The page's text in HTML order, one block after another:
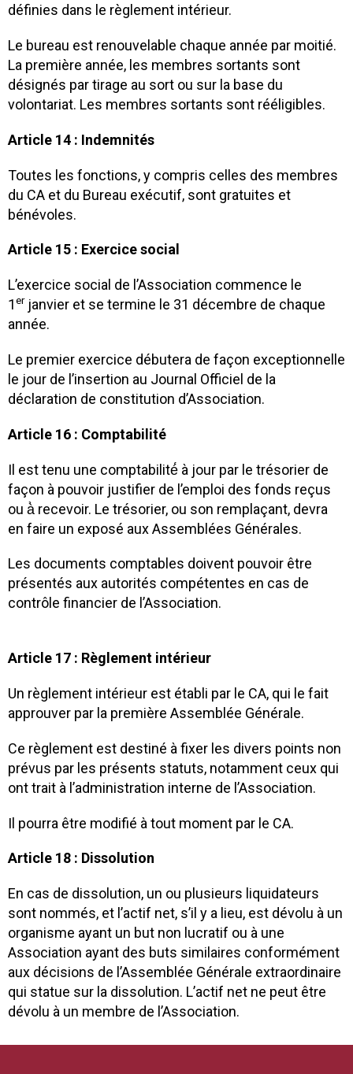
définies dans le règlement intérieur.
Le bureau est renouvelable chaque année par moitié.
La première année, les membres sortants sont
désignés par tirage au sort ou sur la base du
volontariat. Les membres sortants sont rééligibles.
Article 14 : Indemnités
Toutes les fonctions, y compris celles des membres
du CA et du Bureau exécutif, sont gratuites et
bénévoles.
Article 15 : Exercice social
L’exercice social de l’Association commence le
1erjanvier et se termine le 31 décembre de chaque
année.
Le premier exercice débutera de façon exceptionnelle
le jour de l’insertion au Journal Officiel de la
déclaration de constitution d’Association.
Article 16 : Comptabilité
Il est tenu une comptabilité́ à jour par le trésorier de
façon à pouvoir justifier de l’emploi des fonds reçus
ou à̀ recevoir. Le trésorier, ou son remplaçant, devra
en faire un exposé aux Assemblées Générales.
Les documents comptables doivent pouvoir être
présentés aux autorités compétentes en cas de
contrôle financier de l’Association.
Article 17 : Règlement intérieur
Un règlement intérieur est établi par le CA, qui le fait
approuver par la première Assemblée Générale.
Ce règlement est destiné à fixer les divers points non
prévus par les présents statuts, notamment ceux qui
ont trait à l’administration interne de l’Association.
Il pourra être modifié à tout moment par le CA.
Article 18 : Dissolution
En cas de dissolution, un ou plusieurs liquidateurs
sont nommés, et l’actif net, s’il y a lieu, est dévolu à un
organisme ayant un but non lucratif ou à une
Association ayant des buts similaires conformément
aux décisions de l’Assemblée Générale extraordinaire
qui statue sur la dissolution. L’actif net ne peut être
dévolu à un membre de l’Association.